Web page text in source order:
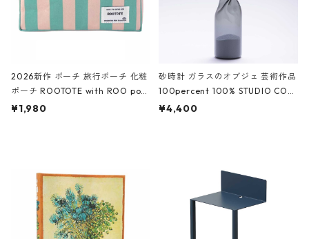
2026新作 ポーチ 旅行ポーチ 化粧
ポーチ ROOTOTE with ROO pou
ch 3532 ルートート WR.ポーチ.ラ
¥1,980
砂時計 ガラスのオブジェ 芸術作品
100percent 100% STUDIO COH
AKU Timeless 100パーセント ス
¥4,400